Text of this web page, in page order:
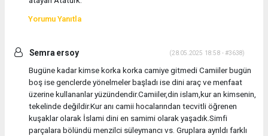
Yorumu Yanıtla
Semra ersoy (28.05.2025 18:58 - #3638)
Bugüne kadar kimse korka korka camiye gitmedi Camiiler bugün
boş ise genclerde yönelmeler başladı ise dini araç ve menfaat
üzerine kullananlar yüzündendir.Camiiler,din islam,kur an kimsenin,
tekelinde değildir.Kur anı camii hocalarından tecvitli öğrenen
kuşaklar olarak İslami dini en samimi olarak yaşadık.Simfi
parçalara bölündü menzilci süleymancı vs. Gruplara ayrıldı farklı